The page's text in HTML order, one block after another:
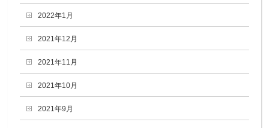
2022年1月
2021年12月
2021年11月
2021年10月
2021年9月